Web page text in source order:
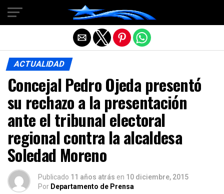
ACTUALIDAD
Concejal Pedro Ojeda presentó
su rechazo a la presentación
ante el tribunal electoral
regional contra la alcaldesa
Soledad Moreno
Publicado 11 años atrás en 10 diciembre, 2015
Por Departamento de Prensa
Salir de la versión móvil